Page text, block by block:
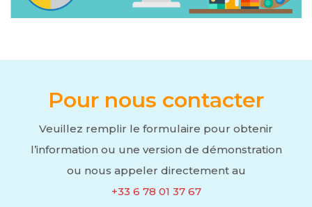
Pour nous contacter
Veuillez remplir le formulaire pour obtenir
l’information ou une version de démonstration
ou nous appeler directement au
+33 6 78 01 37 67